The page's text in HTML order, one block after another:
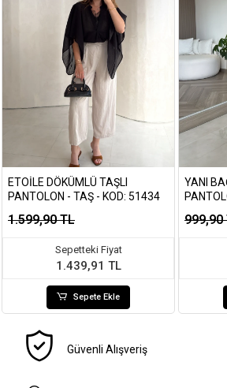
ETOILE DÖKÜMLÜ TAŞLI
PANTOLON - TAŞ - KOD: 51434
1.599,90 TL
Sepetteki Fiyat
1.439,91 TL
Sepete Ekle
YANI
999,90
Güvenli Alışveriş